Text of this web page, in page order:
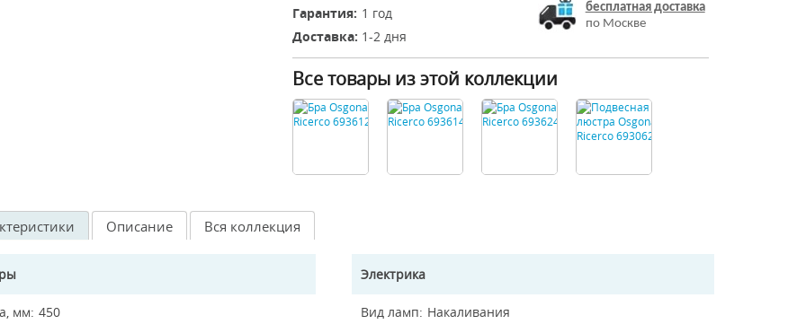
Гарантия: 1 год
Доставка: 1-2 дня
бесплатная доставка
по Москве
Все товары из этой коллекции
Описание Вся коллекция
мм 450
Электрика
Вид ламп Накаливания